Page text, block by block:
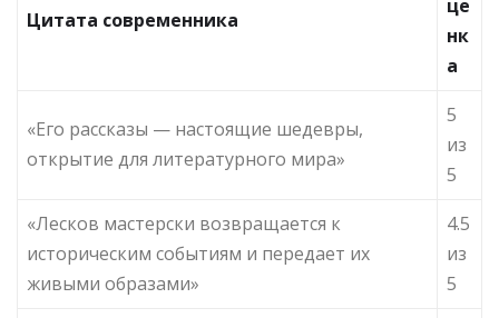
Цитата современника
це
нк
а
«Его рассказы — настоящие шедевры,
открытие для литературного мира»
5
из
5
«Лесков мастерски возвращается к
историческим событиям и передает их
живыми образами»
4.5
из
5